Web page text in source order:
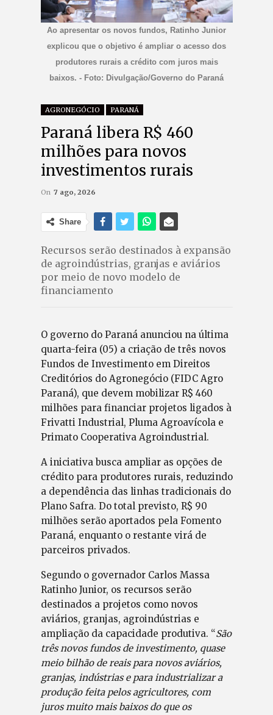
Ao apresentar os novos fundos, Ratinho Junior
explicou que o objetivo é ampliar o acesso dos
produtores rurais a crédito com juros mais
baixos. - Foto: Divulgação/Governo do Paraná
AGRONEGÓCIO PARANÁ
Paraná libera R$ 460
milhões para novos
investimentos rurais
On 7 ago, 2026
Share
Recursos serão destinados à expansão
de agroindústrias, granjas e aviários
por meio de novo modelo de
financiamento
O governo do Paraná anunciou na última
quarta-feira (05) a criação de três novos
Fundos de Investimento em Direitos
Creditórios do Agronegócio (FIDC Agro
Paraná), que devem mobilizar R$ 460
milhões para financiar projetos ligados à
Frivatti Industrial, Pluma Agroavícola e
Primato Cooperativa Agroindustrial.
A iniciativa busca ampliar as opções de
crédito para produtores rurais, reduzindo
a dependência das linhas tradicionais do
Plano Safra. Do total previsto, R$ 90
milhões serão aportados pela Fomento
Paraná, enquanto o restante virá de
parceiros privados.
Segundo o governador Carlos Massa
Ratinho Junior, os recursos serão
destinados a projetos como novos
aviários, granjas, agroindústrias e
ampliação da capacidade produtiva. “São
três novos fundos de investimento, quase
meio bilhão de reais para novos aviários,
granjas, indústrias e para industrializar a
produção feita pelos agricultores, com
juros muito mais baixos do que os